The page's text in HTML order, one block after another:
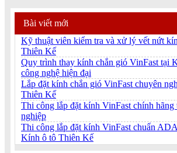
Bài viết mới
Kỹ thuật viên kiểm tra và xử lý vết nứt
Thiên Kế
Quy trình thay kính chắn gió VinFast tại
công nghệ hiện đại
Lắp đặt kính chắn gió VinFast chuyên
Thiên Kế
Thi công lắp đặt kính VinFast chính hãng
nghiệp
Thi công lắp đặt kính VinFast chuẩn
Kính ô tô Thiên Kế